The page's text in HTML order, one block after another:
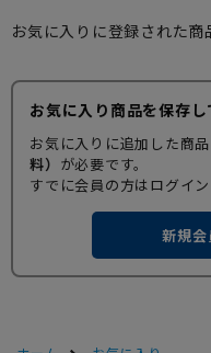
お気に入りに登録された商
お気に入り商品を保存
お気に入りに追加した商
料） が必要です。
すでに会員の方はログイン
新規